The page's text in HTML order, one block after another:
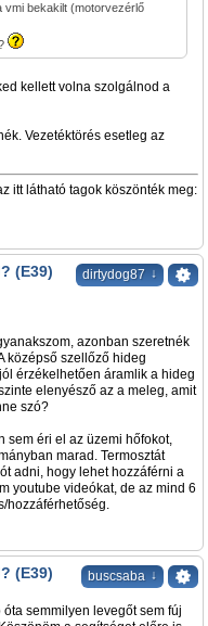
vmi bekakilt (motorvezérlő
kellett volna szolgálnod a
Vezetéktörés esetleg az
itt látható tagok köszönték meg:
dirtydog87 ↓
(E39)
azonban szeretnék
középső szellőző hideg
érzékelhetően áramlik a hideg
elenyésző az a meleg, amit
szó?
sem éri el az üzemi hőfokot,
marad. Termosztát
adni, hogy lehet hozzáférni a
youtube videókat, de az mind 6
hozzáférhetőség.
buscsaba ↓
(E39)
semmilyen levegőt sem fúj